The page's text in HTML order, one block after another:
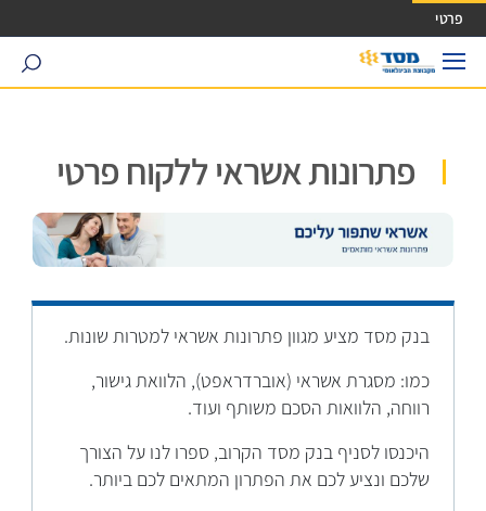
גישה ישירה לכפתור כניסה לחשבונך
פרטי
search
פתרונות אשראי ללקוח פרטי
בנק מסד מציע מגוון פתרונות אשראי למטרות שונות.
כמו: מסגרת אשראי (אוברדראפט), הלוואת גישור,
רווחה, הלוואות הסכם משותף ועוד.
היכנסו לסניף בנק מסד הקרוב, ספרו לנו על הצורך
שלכם ונציע לכם את הפתרון המתאים לכם ביותר.